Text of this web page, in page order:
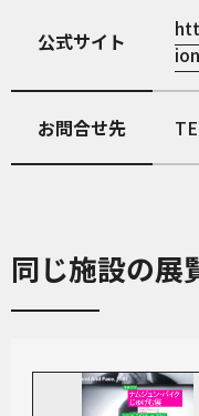
公式サイト
お問合せ先
同じ施設の展